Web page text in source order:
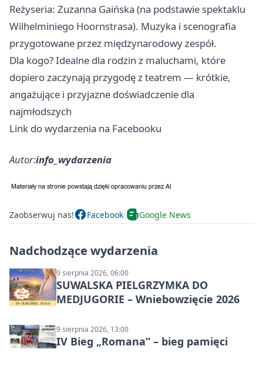
Reżyseria: Zuzanna Gaińska (na podstawie spektaklu
Wilhelminiego Hoornstrasa). Muzyka i scenografia
przygotowane przez międzynarodowy zespół.
Dla kogo? Idealne dla rodzin z maluchami, które
dopiero zaczynają przygodę z teatrem — krótkie,
angażujące i przyjazne doświadczenie dla
najmłodszych
Link do wydarzenia na Facebooku
Autor:info_wydarzenia
Zaobserwuj nas! Facebook Google News
Nadchodzące wydarzenia
9 sierpnia 2026, 06:00
SUWALSKA PIELGRZYMKA DO
MEDJUGORIE – Wniebowzięcie 2026
9 sierpnia 2026, 13:00
IV Bieg „Romana” – bieg pamięci